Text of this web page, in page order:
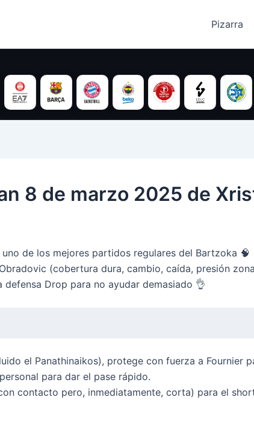
Pizarra
8 de marzo 2025 de
de los mejores partidos regulares del Bartzoka 🧠
(cobertura dura, cambio, caída, presión
Drop para no ayudar demasiado 👌
el Panathinaikos), protege con fuerza a Fournier
para dar el pase rápido.
contacto pero, inmediatamente, corta) para el